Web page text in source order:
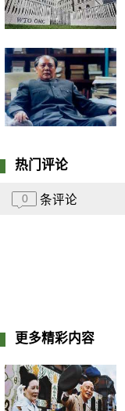
热门评论
0 条评论
更多精彩内容